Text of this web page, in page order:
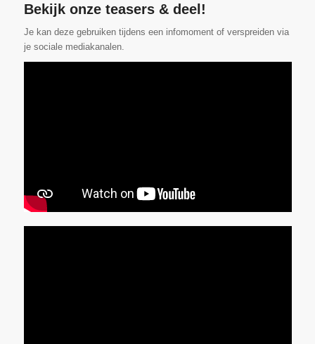
Bekijk onze teasers & deel!
Je kan deze gebruiken tijdens een infomoment of verspreiden via
je sociale mediakanalen.